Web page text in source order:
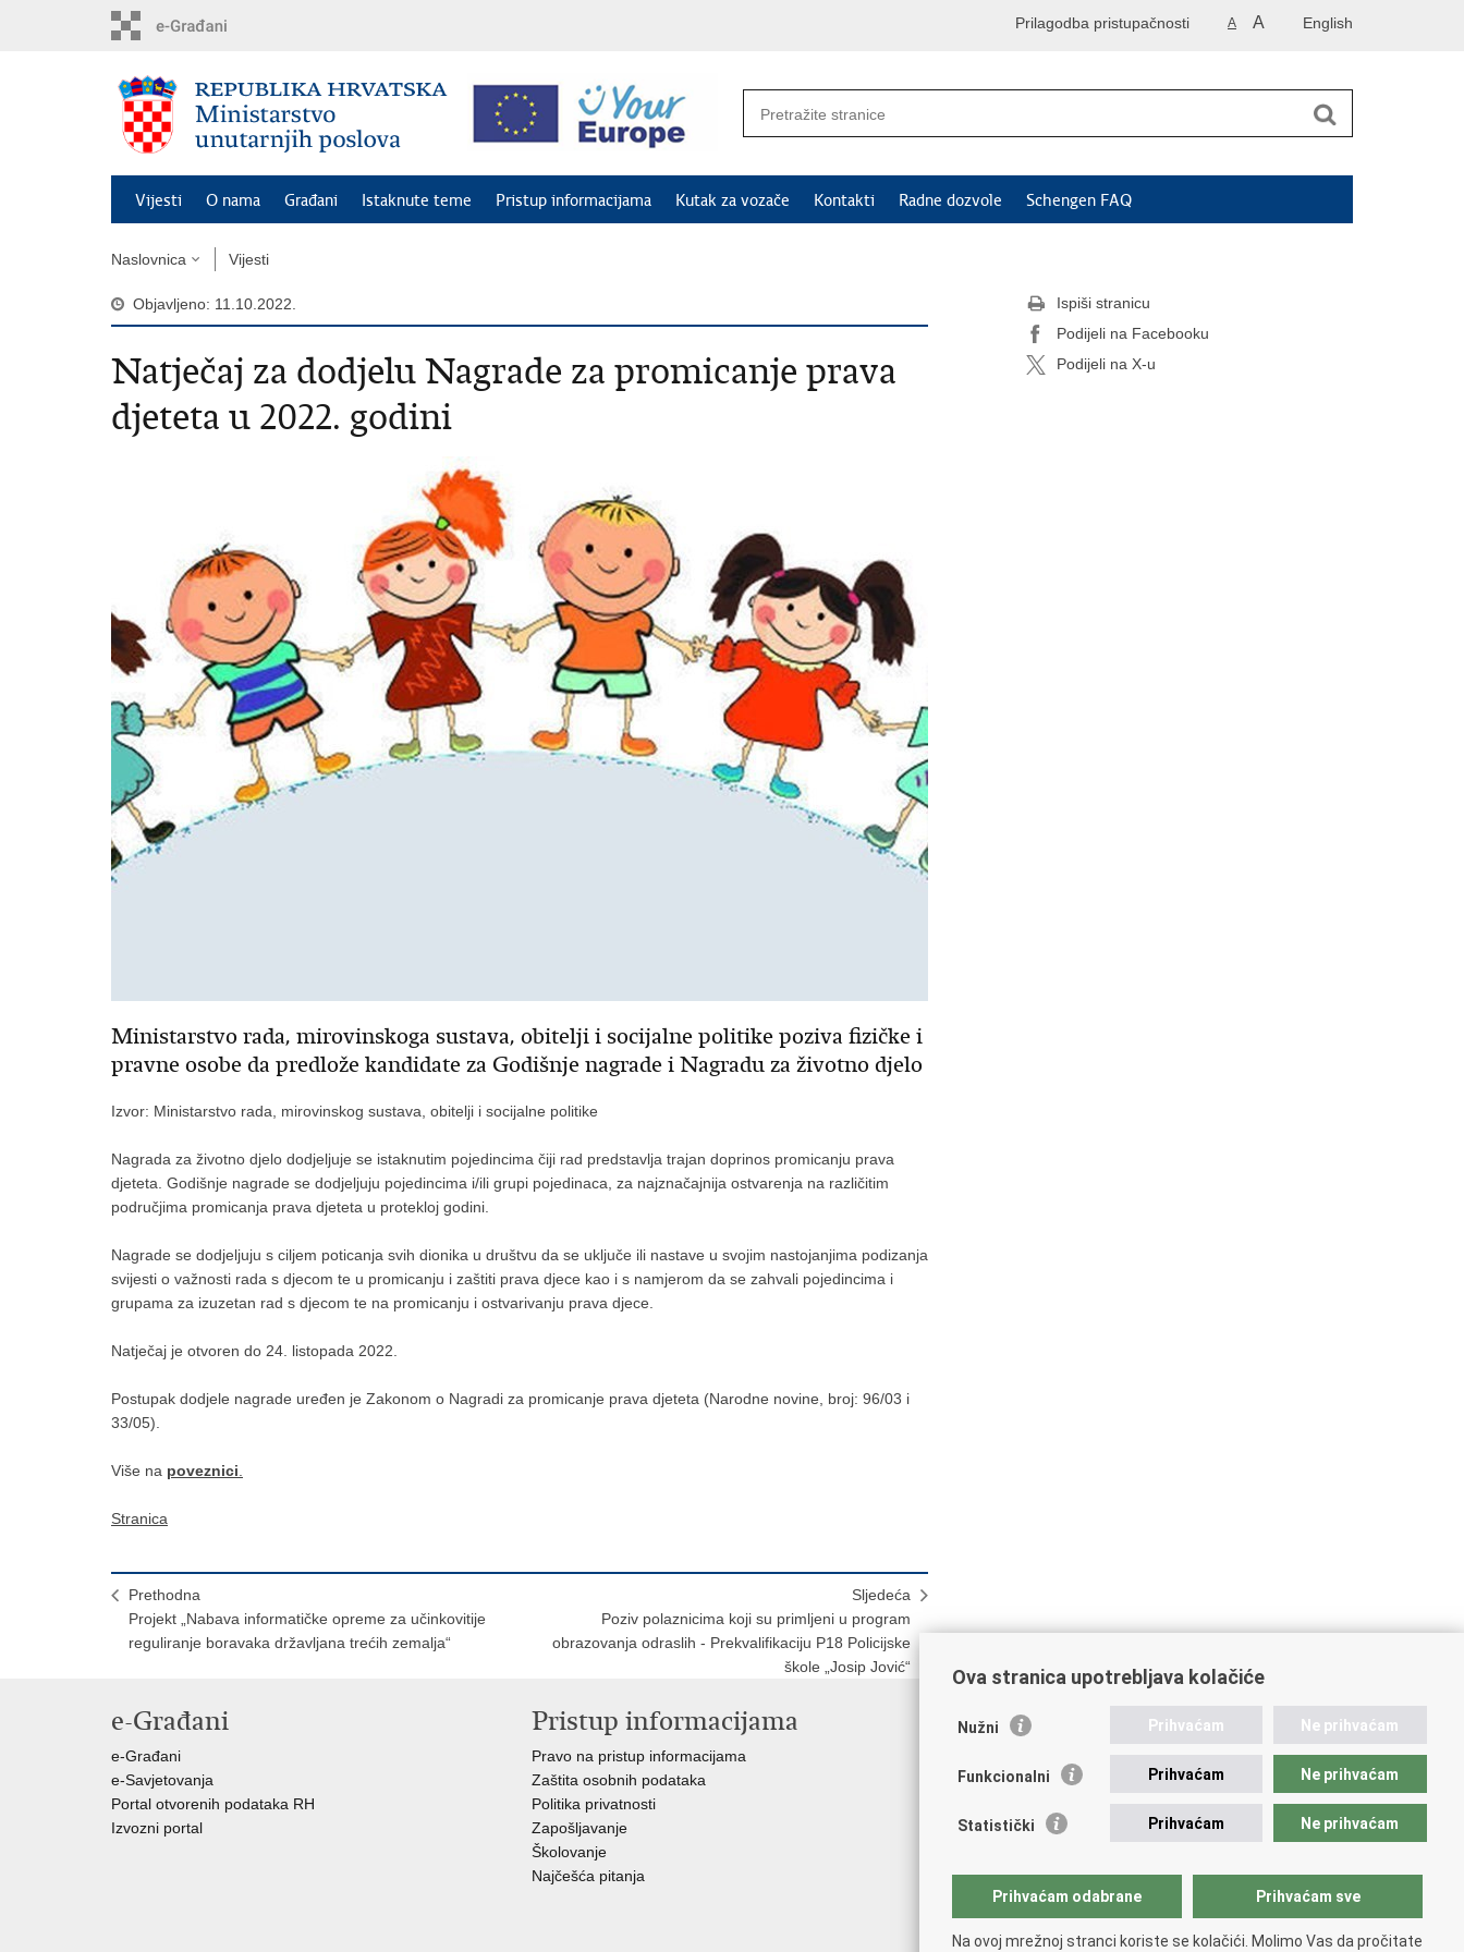
English
A A
Prilagodba pristupačnosti
Vijesti O nama Građani Istaknute teme Pristup informacijama Kutak za vozače Kontakti Radne dozvole Schengen FAQ
Naslovnica Vijesti
Objavljeno: 11.10.2022.
Natječaj za dodjelu Nagrade za promicanje prava
djeteta u 2022. godini
Ministarstvo rada, mirovinskoga sustava, obitelji i socijalne politike poziva fizičke i
pravne osobe da predlože kandidate za Godišnje nagrade i Nagradu za životno djelo
Izvor: Ministarstvo rada, mirovinskog sustava, obitelji i socijalne politike
Nagrada za životno djelo dodjeljuje se istaknutim pojedincima čiji rad predstavlja trajan doprinos promicanju prava
djeteta. Godišnje nagrade se dodjeljuju pojedincima i/ili grupi pojedinaca, za najznačajnija ostvarenja na različitim
područjima promicanja prava djeteta u protekloj godini.
Nagrade se dodjeljuju s ciljem poticanja svih dionika u društvu da se uključe ili nastave u svojim nastojanjima podizanja
svijesti o važnosti rada s djecom te u promicanju i zaštiti prava djece kao i s namjerom da se zahvali pojedincima i
grupama za izuzetan rad s djecom te na promicanju i ostvarivanju prava djece.
Natječaj je otvoren do 24. listopada 2022.
Postupak dodjele nagrade uređen je Zakonom o Nagradi za promicanje prava djeteta (Narodne novine, broj: 96/03 i
33/05).
Više na poveznici
Stranica
Prethodna
Projekt „Nabava informatičke opreme za učinkovitije
reguliranje boravaka državljana trećih zemalja“
Sljedeća
Poziv polaznicima koji su primljeni u program
obrazovanja odraslih - Prekvalifikaciju P18 Policijske
škole „Josip Jović“
Ispiši stranicu
Podijeli na Facebooku
Podijeli na X-u
e-Građani
e-Građani
e-Savjetovanja
Portal otvorenih podataka RH
Izvozni portal
Pristup informacijama
Pravo na pristup informacijama
Zaštita osobnih podataka
Politika privatnosti
Zapošljavanje
Školovanje
Najčešća pitanja
Važne poveznice
EMN Nacionalna kontaktna točka za Republiku Hrvatsku
Policijska akademija
Zaklada policijske solidarnosti
Sindikati
Udruge
Dom zdravlja MUP-a
Ova stranica upotrebljava kolačiće
Nužni Prihvaćam Ne prihvaćam
Funkcionalni Prihvaćam Ne prihvaćam
Statistički Prihvaćam Ne prihvaćam
Prihvaćam odabrane Prihvaćam sve
Na ovoj mrežnoj stranci koriste se kolačići. Molimo Vas da pročitate